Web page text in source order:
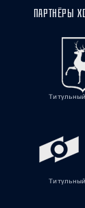
ПАРТНЁРЫ